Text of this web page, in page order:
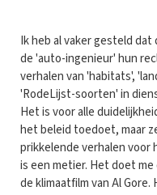
Ik heb al vaker gesteld
de 'auto-ingenieur' hun
verhalen van 'habitats',
'RodeLijst-soorten' in
Het is voor alle
het beleid toedoet, maar
prikkelende verhalen voor
is een metier. Het doet
de klimaatfilm van Al